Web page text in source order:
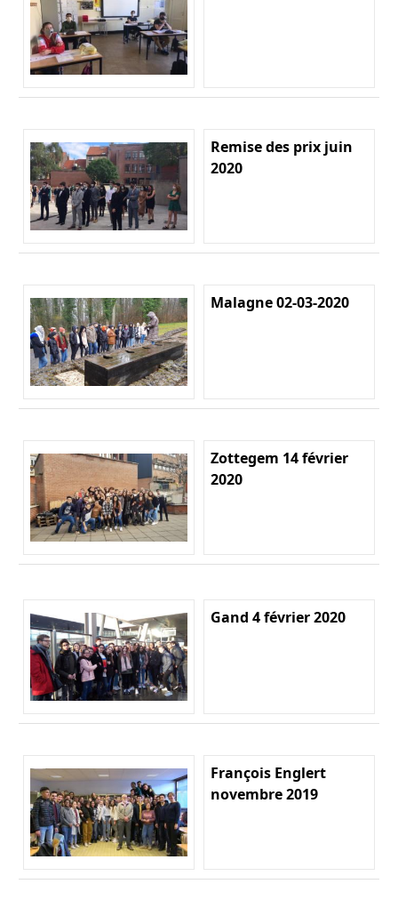
Remise des prix juin
2020
Malagne 02-03-2020
Zottegem 14 février
2020
Gand 4 février 2020
François Englert
novembre 2019